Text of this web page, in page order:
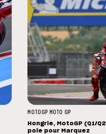
MOTOGP MOTO GP
Hongrie, MotoGP (Q1/
pole pour Marquez